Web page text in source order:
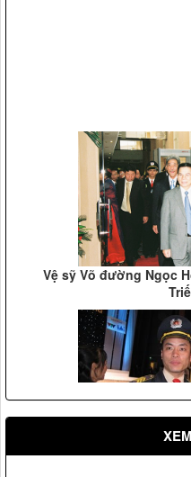
Vệ sỹ Võ đường Ngọc